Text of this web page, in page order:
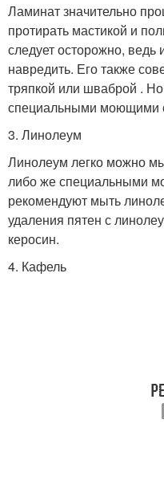
Ламинат значительно
протирать мастикой и
следует осторожно, ведь
навредить. Его также
тряпкой или шваброй .
специальными моющими
3. Линолеум
Линолеум легко можно
либо же специальными
рекомендуют мыть
удаления пятен с
керосин.
4. Кафель